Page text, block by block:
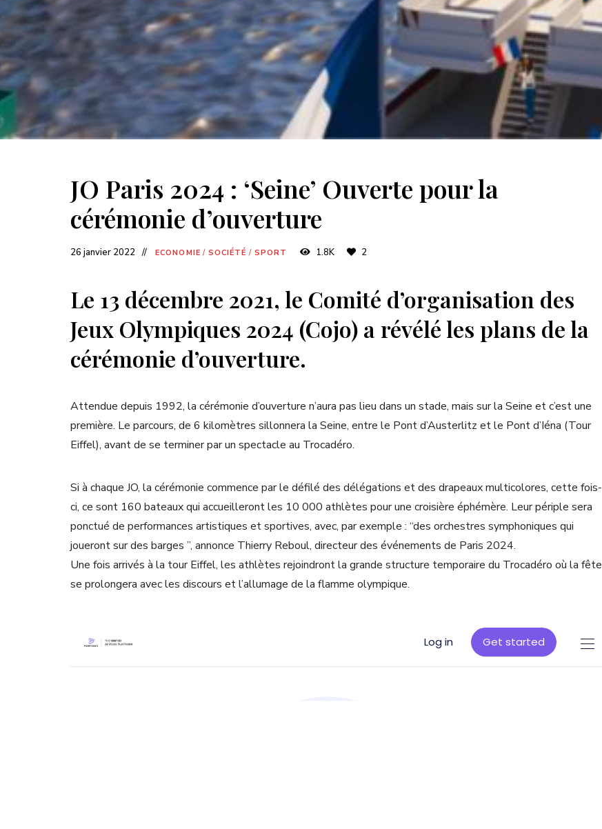
JO Paris 2024 : ‘Seine’ Ouverte pour la
cérémonie d’ouverture
26 janvier 2022 ECONOMIE / SOCIÉTÉ / SPORT 1.8K 2
Le 13 décembre 2021, le Comité d’organisation des
Jeux Olympiques 2024 (Cojo) a révélé les plans de la
cérémonie d’ouverture.
Attendue depuis 1992, la cérémonie d’ouverture n’aura pas lieu dans un stade, mais sur la Seine et c’est une
première. Le parcours, de 6 kilomètres sillonnera la Seine, entre le Pont d’Austerlitz et le Pont d’Iéna (Tour
Eiffel), avant de se terminer par un spectacle au Trocadéro.
Si à chaque JO, la cérémonie commence par le défilé des délégations et des drapeaux multicolores, cette fois-
ci, ce sont 160 bateaux qui accueilleront les 10 000 athlètes pour une croisière éphémère. Leur périple sera
ponctué de performances artistiques et sportives, avec, par exemple : “des orchestres symphoniques qui
joueront sur des barges ”, annonce Thierry Reboul, directeur des événements de Paris 2024.
Une fois arrivés à la tour Eiffel, les athlètes rejoindront la grande structure temporaire du Trocadéro où la fête
se prolongera avec les discours et l’allumage de la flamme olympique.